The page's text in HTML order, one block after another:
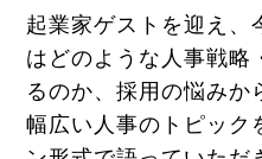
起業家ゲストを迎え、
はどのような人事戦略
るのか、採用の悩みか
幅広い人事のトピック